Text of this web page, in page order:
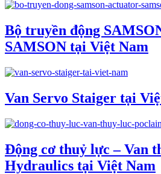
Bộ truyền động
SAMSON tại Việt Nam
Van Servo Staiger tại
Động cơ thuỷ lực – Van
Hydraulics tại Việt Nam